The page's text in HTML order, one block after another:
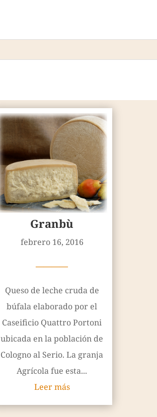
Granbù
febrero 16, 2016
————
Queso de leche cruda de
búfala elaborado por el
Caseificio Quattro Portoni
ubicada en la población de
Cologno al Serio. La granja
Agrícola fue esta...
Leer más